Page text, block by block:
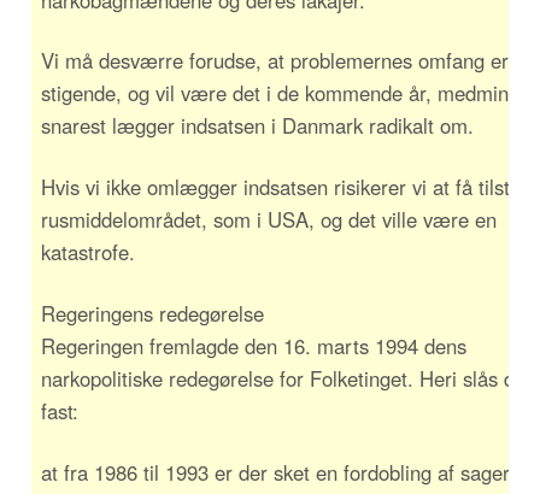
Vi må desværre forudse, at problemernes omfang er
stigende, og vil være det i de kommende år,
snarest lægger indsatsen i Danmark radikalt om.
Hvis vi ikke omlægger indsatsen risikerer vi at få
rusmiddelområdet, som i USA, og det ville være en
katastrofe.
Regeringens redegørelse
Regeringen fremlagde den 16. marts 1994 dens
narkopolitiske redegørelse for Folketinget. Heri slås det
fast:
at fra 1986 til 1993 er der sket en fordobling af sager